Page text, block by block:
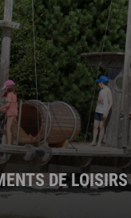
DE LOISIRS